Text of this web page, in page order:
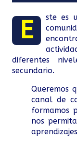
E
ste es
diferentes
secundario.
Queremos
canal de
formamos
nos